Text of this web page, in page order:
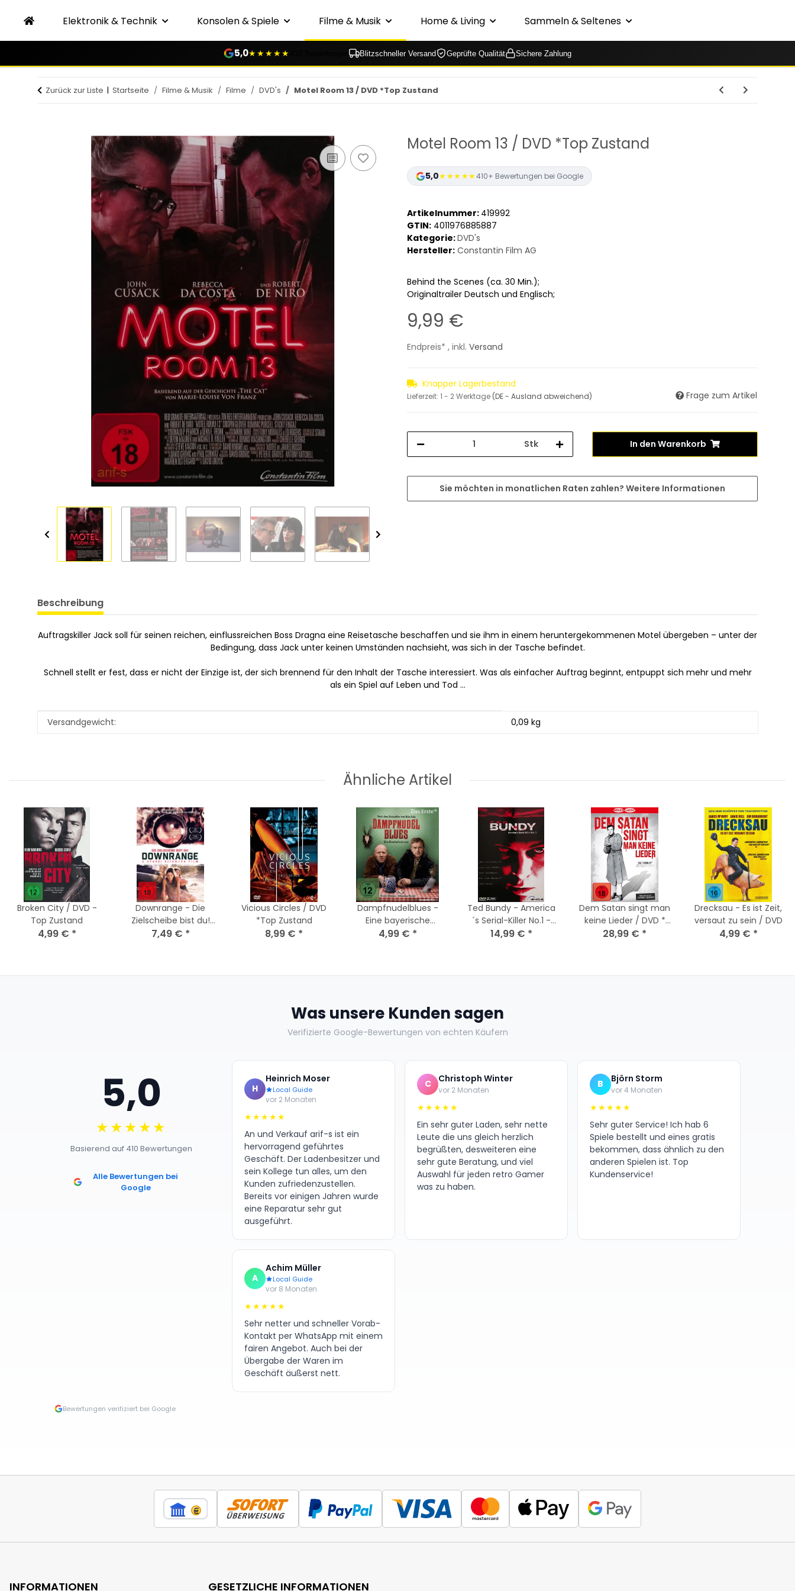
Elektronik & Technik Konsolen & Spiele Filme & Musik Home & Living Sammeln & Seltenes
5,0★★★★★ Blitzschneller Versand Geprüfte Qualität Sichere Zahlung
Zurück zur Liste Startseite Filme & Musik Filme DVD's Motel Room 13 / DVD *Top Zustand
Motel Room 13 / DVD *Top Zustand
5,0★★★★★410+ Bewertungen bei Google
Artikelnummer: 419992
GTIN: 4011976885887
Kategorie:DVD's
Hersteller: Constantin Film AG
Behind the Scenes (ca. 30 Min.);
Originaltrailer Deutsch und Englisch;
9,99 €
Endpreis* , inkl. Versand
Knapper Lagerbestand
Lieferzeit: 1 - 2 Werktage (DE - Ausland abweichend) Frage zum Artikel
Stk In den Warenkorb
Sie möchten in monatlichen Raten zahlen? Weitere Informationen
Beschreibung
Auftragskiller Jack soll für seinen reichen, einflussreichen Boss Dragna eine Reisetasche beschaffen und sie ihm in einem heruntergekommenen Motel übergeben – unter der
Bedingung, dass Jack unter keinen Umständen nachsieht, was sich in der Tasche befindet.
Schnell stellt er fest, dass er nicht der Einzige ist, der sich brennend für den Inhalt der Tasche interessiert. Was als einfacher Auftrag beginnt, entpuppt sich mehr und mehr
als ein Spiel auf Leben und Tod ...
Produkteigenschaft
Wert
Versandgewicht: 0,09 kg
Ähnliche Artikel
Broken City / DVD -
Top Zustand
4,99 € *
Downrange - Die
Zielscheibe bist du!
DVD * Guter Zustand
7,49 € *
Vicious Circles / DVD
*Top Zustand
8,99 € *
Dampfnudelblues -
Eine bayerische
Kriminalkomödie / DVD
4,99 € *
Ted Bundy - America
´s Serial-Killer No.1 -
Rarität - DVD FSK 18 *
14,99 € *
Dem Satan singt man
keine Lieder / DVD *
Nagelneu Versiegelt
28,99 € *
Drecksau - Es ist Zeit,
versaut zu sein / DVD
4,99 € *
Was unsere Kunden sagen
Verifizierte Google-Bewertungen von echten Käufern
5,0
★★★★★
Basierend auf 410 Bewertungen
Alle Bewertungen bei
Google
H
Heinrich Moser
Local Guide
vor 2 Monaten
★★★★★
An und Verkauf arif-s ist ein
hervorragend geführtes
Geschäft. Der Ladenbesitzer und
sein Kollege tun alles, um den
Kunden zufriedenzustellen.
Bereits vor einigen Jahren wurde
eine Reparatur sehr gut
ausgeführt.
C Christoph Winter
vor 2 Monaten
★★★★★
Ein sehr guter Laden, sehr nette
Leute die uns gleich herzlich
begrüßten, desweiteren eine
sehr gute Beratung, und viel
Auswahl für jeden retro Gamer
was zu haben.
B Björn Storm
vor 4 Monaten
★★★★★
Sehr guter Service! Ich hab 6
Spiele bestellt und eines gratis
bekommen, dass ähnlich zu den
anderen Spielen ist. Top
Kundenservice!
A
Achim Müller
Local Guide
vor 8 Monaten
★★★★★
Sehr netter und schneller Vorab-
Kontakt per WhatsApp mit einem
fairen Angebot. Auch bei der
Übergabe der Waren im
Geschäft äußerst nett.
Bewertungen verifiziert bei Google
INFORMATIONEN GESETZLICHE INFORMATIONEN